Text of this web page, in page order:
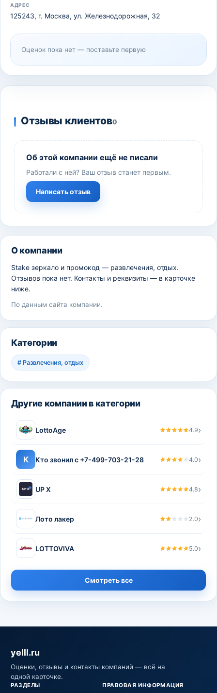
АДРЕС
125243, г. Москва, ул. Железнодорожная, 32
Оценок пока нет — поставьте первую
Отзывы клиентов0
Об этой компании ещё не писали
Работали с ней? Ваш отзыв станет первым.
Написать отзыв
О компании
Stake зеркало и промокод — развлечения, отдых.
Отзывов пока нет. Контакты и реквизиты — в карточке
ниже.
По данным сайта компании.
Категории
# Развлечения, отдых
Другие компании в категории
LottoAge 4.9›
К Кто звонил с +7-499-703-21-28 4.0›
UP X 4.8›
Лото лакер 2.0›
LOTTOVIVA 5.0›
Смотреть все
yelll.ru
Оценки, отзывы и контакты компаний — всё на
одной карточке.
РАЗДЕЛЫ ПРАВОВАЯ ИНФОРМАЦИЯ